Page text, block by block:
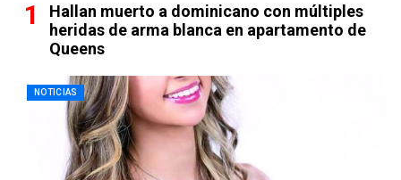
Hallan muerto a dominicano con múltiples
heridas de arma blanca en apartamento de
Queens
NOTICIAS